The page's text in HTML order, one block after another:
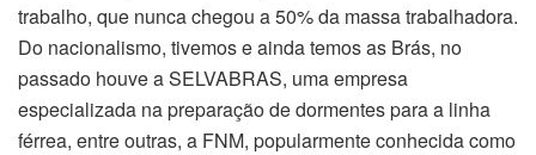
trabalho, que nunca chegou a 50% da massa trabalhadora.
Do nacionalismo, tivemos e ainda temos as Brás, no
passado houve a SELVABRAS, uma empresa
especializada na preparação de dormentes para a linha
férrea, entre outras, a FNM, popularmente conhecida como